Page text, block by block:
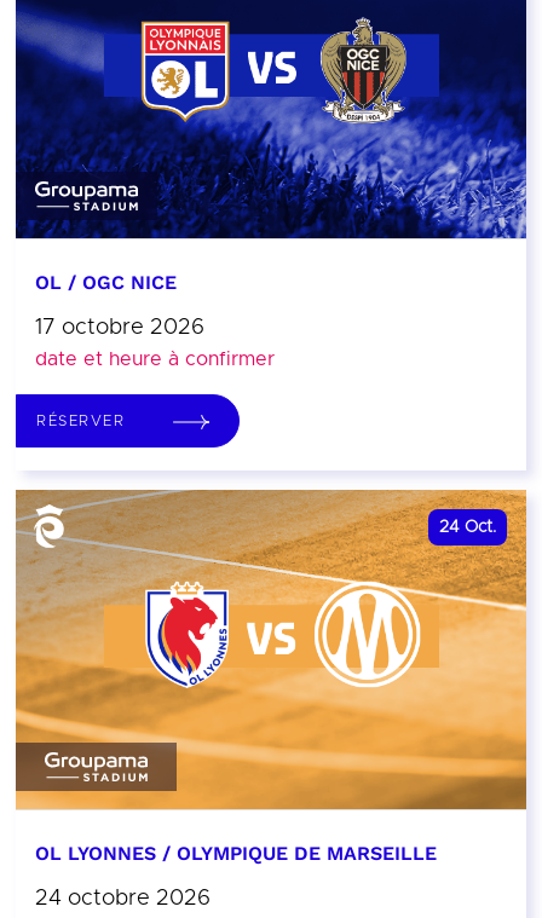
OL / OGC NICE
17 octobre 2026
date et heure à confirmer
RÉSERVER
24 Oct.
OL LYONNES / OLYMPIQUE DE MARSEILLE
24 octobre 2026